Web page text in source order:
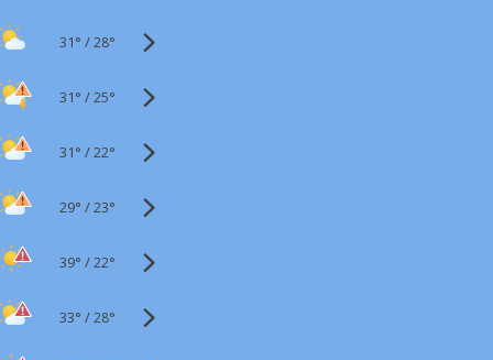
31° /28°
31° /25°
31° /22°
29° /23°
39° /22°
33° /28°